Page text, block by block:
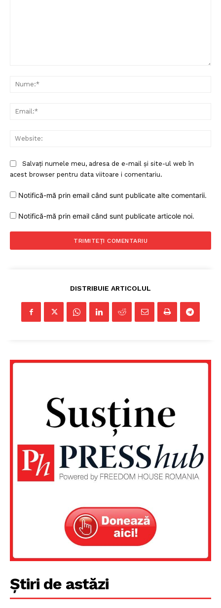
Salvați numele meu, adresa de e-mail și site-ul web în
acest browser pentru data viitoare i comentariu.
Notifică-mă prin email când sunt publicate alte comentarii.
Notifică-mă prin email când sunt publicate articole noi.
DISTRIBUIE ARTICOLUL
Știri de astăzi